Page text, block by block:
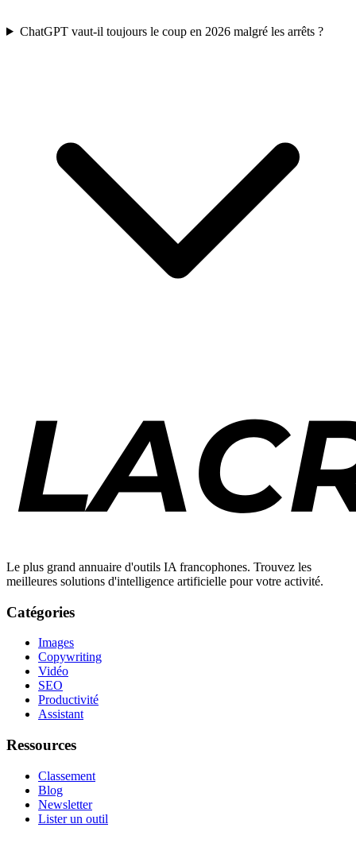
ChatGPT vaut-il toujours le coup en 2026 malgré les arrêts ?
Le plus grand annuaire d'outils IA francophones. Trouvez les
meilleures solutions d'intelligence artificielle pour votre activité.
Catégories
Images
Copywriting
Vidéo
SEO
Productivité
Assistant
Ressources
Classement
Blog
Newsletter
Lister un outil